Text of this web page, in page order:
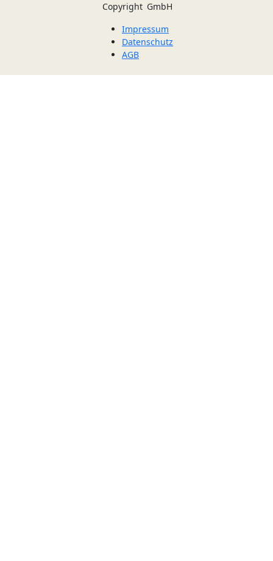
Copyright GmbH
Impressum
Datenschutz
AGB